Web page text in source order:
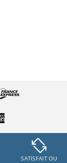
SATISFAIT OU